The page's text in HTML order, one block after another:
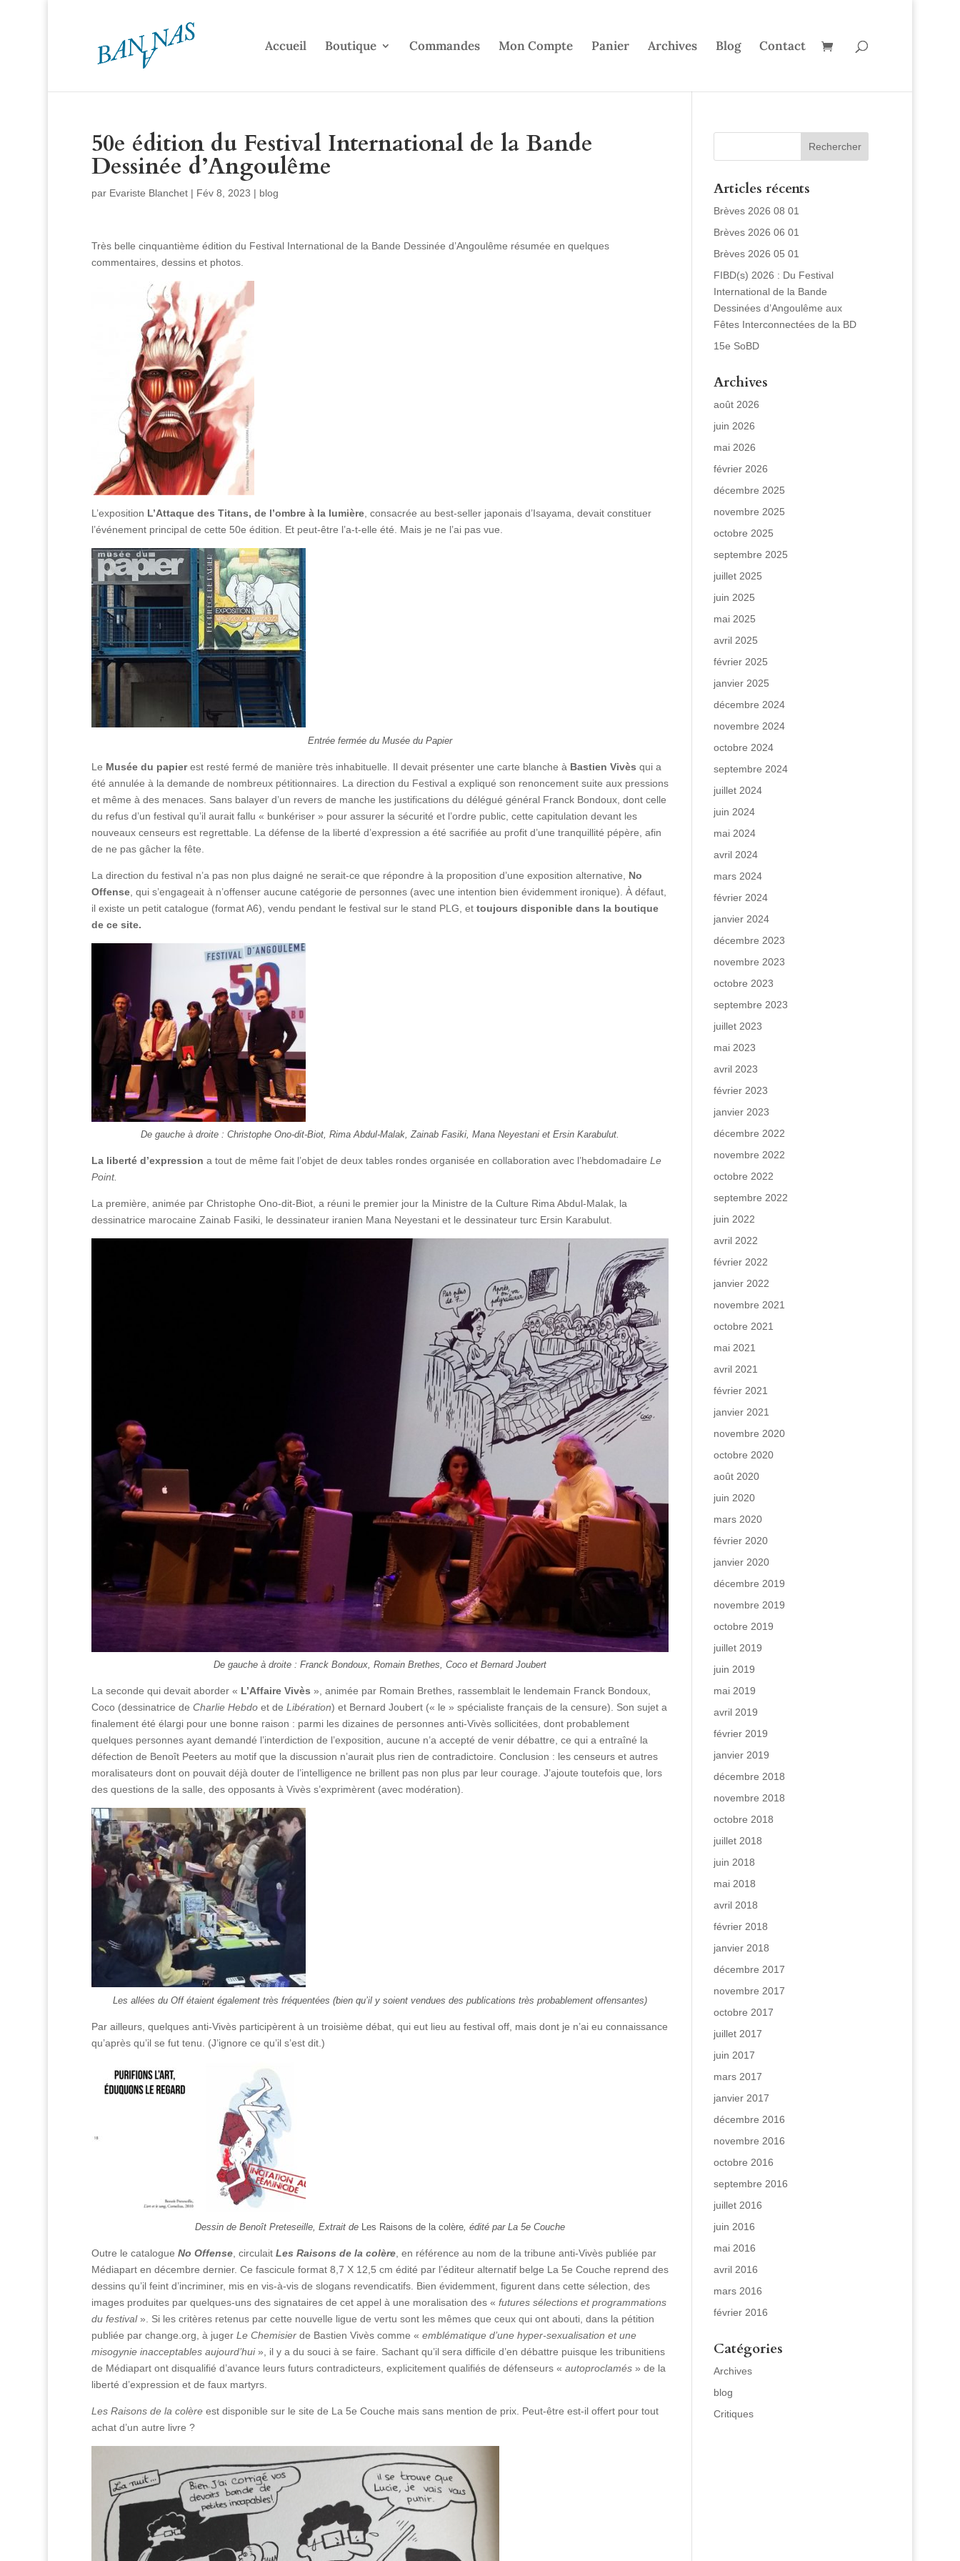
Accueil Boutique Commandes Mon Compte Panier Archives Blog Contact
50e édition du Festival International de la Bande
Dessinée d’Angoulême
par Evariste Blanchet| Fév 8, 2023 | blog
Très belle cinquantième édition du Festival International de la Bande Dessinée d’Angoulême résumée en quelques
commentaires, dessins et photos.
L’exposition L’Attaque des Titans, de l’ombre à la lumière, consacrée au best-seller japonais d’Isayama, devait constituer
l’événement principal de cette 50e édition. Et peut-être l’a-t-elle été. Mais je ne l’ai pas vue.
Entrée fermée du Musée du Papier
Le Musée du papierest resté fermé de manière très inhabituelle. Il devait présenter une carte blanche à Bastien Vivès qui a
été annulée à la demande de nombreux pétitionnaires. La direction du Festival a expliqué son renoncement suite aux pressions
et même à des menaces. Sans balayer d’un revers de manche les justifications du délégué général Franck Bondoux, dont celle
du refus d’un festival qu’il aurait fallu « bunkériser » pour assurer la sécurité et l’ordre public, cette capitulation devant les
nouveaux censeurs est regrettable. La défense de la liberté d’expression a été sacrifiée au profit d’une tranquillité pépère, afin
de ne pas gâcher la fête.
La direction du festival n’a pas non plus daigné ne serait-ce que répondre à la proposition d’une exposition alternative, No
Offense, qui s’engageait à n’offenser aucune catégorie de personnes (avec une intention bien évidemment ironique). À défaut,
il existe un petit catalogue (format A6), vendu pendant le festival sur le stand PLG, ettoujours disponible dans la boutique
de ce site.
De gauche à droite : Christophe Ono-dit-Biot, Rima Abdul-Malak, Zainab Fasiki, Mana Neyestani et Ersin Karabulut.
La liberté d’expression a tout de même fait l’objet de deux tables rondes organisée en collaboration avec l’hebdomadaire Le
Point.
La première, animée par Christophe Ono-dit-Biot, a réuni le premier jour la Ministre de la Culture Rima Abdul-Malak, la
dessinatrice marocaine Zainab Fasiki, le dessinateur iranien Mana Neyestani et le dessinateur turc Ersin Karabulut.
De gauche à droite : Franck Bondoux, Romain Brethes, Coco et Bernard Joubert
La seconde qui devait aborder « L’Affaire Vivès », animée par Romain Brethes, rassemblait le lendemain Franck Bondoux,
Coco (dessinatrice de Charlie Hebdo et de Libération) et Bernard Joubert (« le » spécialiste français de la censure). Son sujet a
finalement été élargi pour une bonne raison : parmi les dizaines de personnes anti-Vivès sollicitées, dont probablement
quelques personnes ayant demandé l’interdiction de l’exposition, aucune n’a accepté de venir débattre, ce qui a entraîné la
défection de Benoît Peeters au motif que la discussion n’aurait plus rien de contradictoire. Conclusion : les censeurs et autres
moralisateurs dont on pouvait déjà douter de l’intelligence ne brillent pas non plus par leur courage. J’ajoute toutefois que, lors
des questions de la salle, des opposants à Vivès s’exprimèrent (avec modération).
Les allées du Off étaient également très fréquentées (bien qu’il y soient vendues des publications très probablement offensantes)
Par ailleurs, quelques anti-Vivès participèrent à un troisième débat, qui eut lieu au festival off, mais dont je n’ai eu connaissance
qu’après qu’il se fut tenu. (J’ignore ce qu’il s’est dit.)
Dessin de Benoît Preteseille, Extrait de Les Raisons de la colère, édité par La 5e Couche
Outre le catalogue No Offense, circulait Les Raisons de la colère, en référence au nom de la tribune anti-Vivès publiée par
Médiapart en décembre dernier. Ce fascicule format 8,7 X 12,5 cm édité par l’éditeur alternatif belge La 5e Couche reprend des
dessins qu’il feint d’incriminer, mis en vis-à-vis de slogans revendicatifs. Bien évidemment, figurent dans cette sélection, des
images produites par quelques-uns des signataires de cet appel à une moralisation des « futures sélections et programmations
du festival». Si les critères retenus par cette nouvelle ligue de vertu sont les mêmes que ceux qui ont abouti, dans la pétition
publiée par change.org, à juger Le Chemisierde Bastien Vivès comme « emblématique d’une hyper-sexualisation et une
misogynie inacceptables aujourd’hui», il y a du souci à se faire. Sachant qu’il sera difficile d’en débattre puisque les tribunitiens
de Médiapart ont disqualifié d’avance leurs futurs contradicteurs, explicitement qualifiés de défenseurs « autoproclamés» de la
liberté d’expression et de faux martyrs.
Les Raisons de la colèreest disponible sur le site de La 5e Couche mais sans mention de prix. Peut-être est-il offert pour tout
achat d’un autre livre ?
Articles récents
Brèves 2026 08 01
Brèves 2026 06 01
Brèves 2026 05 01
FIBD(s) 2026 : Du Festival
International de la Bande
Dessinées d’Angoulême aux
Fêtes Interconnectées de la BD
15e SoBD
Archives
août 2026
juin 2026
mai 2026
février 2026
décembre 2025
novembre 2025
octobre 2025
septembre 2025
juillet 2025
juin 2025
mai 2025
avril 2025
février 2025
janvier 2025
décembre 2024
novembre 2024
octobre 2024
septembre 2024
juillet 2024
juin 2024
mai 2024
avril 2024
mars 2024
février 2024
janvier 2024
décembre 2023
novembre 2023
octobre 2023
septembre 2023
juillet 2023
mai 2023
avril 2023
février 2023
janvier 2023
décembre 2022
novembre 2022
octobre 2022
septembre 2022
juin 2022
avril 2022
février 2022
janvier 2022
novembre 2021
octobre 2021
mai 2021
avril 2021
février 2021
janvier 2021
novembre 2020
octobre 2020
août 2020
juin 2020
mars 2020
février 2020
janvier 2020
décembre 2019
novembre 2019
octobre 2019
juillet 2019
juin 2019
mai 2019
avril 2019
février 2019
janvier 2019
décembre 2018
novembre 2018
octobre 2018
juillet 2018
juin 2018
mai 2018
avril 2018
février 2018
janvier 2018
décembre 2017
novembre 2017
octobre 2017
juillet 2017
juin 2017
mars 2017
janvier 2017
décembre 2016
novembre 2016
octobre 2016
septembre 2016
juillet 2016
juin 2016
mai 2016
avril 2016
mars 2016
février 2016
Catégories
Archives
blog
Critiques